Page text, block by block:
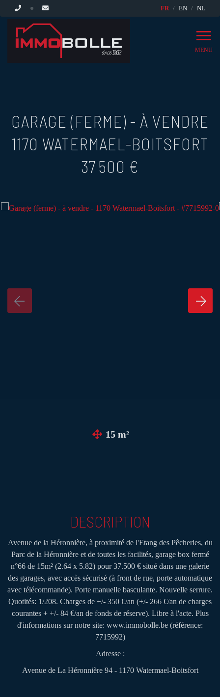
FR EN NL
MENU
GARAGE (FERME) - À VENDRE
1170 WATERMAEL-BOITSFORT
37 500 €
15 m²
DESCRIPTION
Avenue de la Héronnière, à proximité de l'Etang des Pêcheries, du
Parc de la Héronnière et de toutes les facilités, garage box fermé
n°66 de 15m² (2.64 x 5.82) pour 37.500 € situé dans une galerie
des garages, avec accès sécurisé (à front de rue, porte automatique
avec télécommande). Porte manuelle basculante. Nouvelle serrure.
Quotités: 1/208. Charges de +/- 350 €/an (+/- 266 €/an de charges
courantes + +/- 84 €/an de fonds de réserve). Libre à l'acte. Plus
d'informations sur notre site: www.immobolle.be (référence:
7715992)
Adresse :
Avenue de La Héronnière 94 - 1170 Watermael-Boitsfort